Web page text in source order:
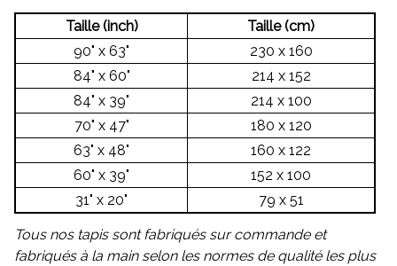
Taille (inch)
Taille (cm)
90" x 63"
230 x 160
84" x 60"
214 x 152
84" x 39"
214 x 100
70" x 47"
180 x 120
63" x 48"
160 x 122
60" x 39"
152 x 100
31" x 20"
79 x 51
Tous nos tapis sont fabriqués sur commande et
fabriqués à la main selon les normes de qualité les plus